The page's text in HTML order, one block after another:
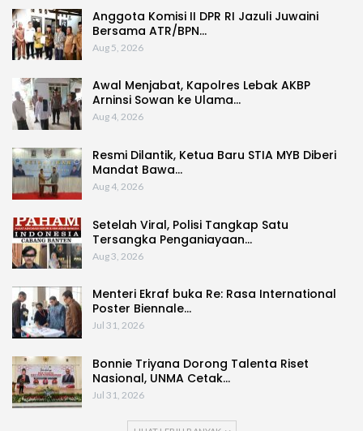
Anggota Komisi II DPR RI Jazuli Juwaini
Bersama ATR/BPN…
Aug 5, 2026
Awal Menjabat, Kapolres Lebak AKBP
Arninsi Sowan ke Ulama…
Aug 4, 2026
Resmi Dilantik, Ketua Baru STIA MYB Diberi
Mandat Bawa…
Aug 4, 2026
Setelah Viral, Polisi Tangkap Satu
Tersangka Penganiayaan…
Aug 3, 2026
Menteri Ekraf buka Re: Rasa International
Poster Biennale…
Jul 31, 2026
Bonnie Triyana Dorong Talenta Riset
Nasional, UNMA Cetak…
Jul 31, 2026